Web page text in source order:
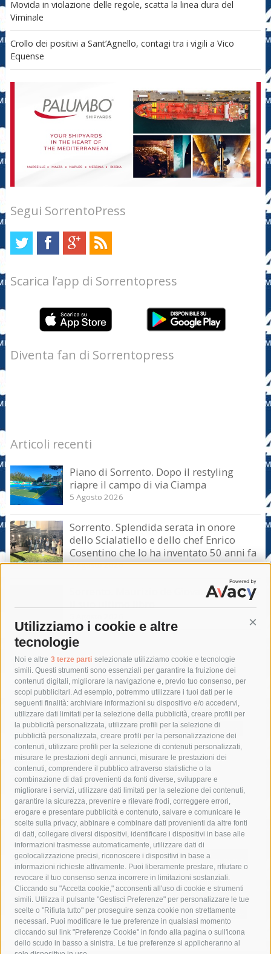
Utilizziamo i cookie e altre
tecnologie
Noi e altre 3 terze parti selezionate utilizziamo cookie e tecnologie
simili. Questi strumenti sono essenziali per garantire la fruizione dei
contenuti digitali, migliorare la navigazione e, previo tuo consenso, per
scopi pubblicitari. Ad esempio, potremmo utilizzare i tuoi dati per le
seguenti finalità: archiviare informazioni su dispositivo e/o accedervi,
utilizzare dati limitati per la selezione della pubblicità, creare profili per
la pubblicità personalizzata, utilizzare profili per la selezione di
pubblicità personalizzata, creare profili per la personalizzazione dei
contenuti, utilizzare profili per la selezione di contenuti personalizzati,
misurare le prestazioni degli annunci, misurare le prestazioni dei
contenuti, comprendere il pubblico attraverso statistiche o la
combinazione di dati provenienti da fonti diverse, sviluppare e
migliorare i servizi, utilizzare dati limitati per la selezione dei contenuti,
garantire la sicurezza, prevenire e rilevare frodi, correggere errori,
erogare e presentare pubblicità e contenuto, salvare e comunicare le
scelte sulla privacy, abbinare e combinare dati provenienti da altre fonti
di dati, collegare diversi dispositivi, identificare i dispositivi in base alle
informazioni trasmesse automaticamente, utilizzare dati di
geolocalizzazione precisi, riconoscere i dispositivi in base a
informazioni richieste attivamente. Puoi liberamente prestare, rifiutare o
revocare il tuo consenso senza incorrere in limitazioni sostanziali.
Cliccando su "Accetta cookie," acconsenti all'uso di cookie e strumenti
simili. Utilizza il pulsante "Gestisci Preferenze" per personalizzare le tue
scelte o "Rifiuta tutto" per proseguire senza cookie non strettamente
necessari. Puoi modificare le tue preferenze in qualsiasi momento
cliccando sul link "Preferenze Cookie" in fondo alla pagina o sull'icona
dello scudo in basso a sinistra. Le tue preferenze si applicheranno al
Movida in violazione delle regole, scatta la linea dura del
Viminale
Crollo dei positivi a Sant’Agnello, contagi tra i vigili a Vico
Equense
Segui SorrentoPress
Scarica l’app di Sorrentopress
Diventa fan di Sorrentopress
Articoli recenti
Piano di Sorrento. Dopo il restyling
riapre il campo di via Ciampa
5 Agosto 2026
Sorrento. Splendida serata in onore
dello Scialatiello e dello chef Enrico
Cosentino che lo ha inventato 50 anni fa
5 Agosto 2026
Sorrento. Maurizio de Giovanni presenta
il suo ultimo libro
Tag
acqua allerta meteo
anas
area marina protetta di punta campanella
arresto
Asl Napoli 3 sud
capitaneria di porto capri
carabinieri
castellammare di stabia
circumvesuviana
comune di sorrento
concerto
contagi
costiera amalfitana
covid-19 eav
elezioni
fondazione sorrento
gori guardia costiera
incidente
lavori
lorenzo balducelli mare
massa lubrense
massimo coppola
Meta napoli
ordinanza
penisola sorrentina
piano di sorrento
polizia municipale
protezione civile
Regione Campania
sant'agnello
sindaco cuomo
sorrento studenti temporali
treni
turismo
Vico Equense villa fiorentino vincenzo de luca